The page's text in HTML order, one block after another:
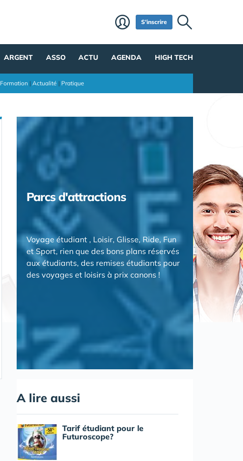
S'inscrire
ARGENT ASSO ACTU AGENDA HIGH TECH
Formation | Actualité | Pratique
Parcs d'attractions
Voyage étudiant , Loisir, Glisse, Ride, Fun
et Sport, rien que des bons plans réservés
aux étudiants, des remises étudiants pour
des voyages et loisirs à prix canons !
A lire aussi
Tarif étudiant pour le
Futuroscope?